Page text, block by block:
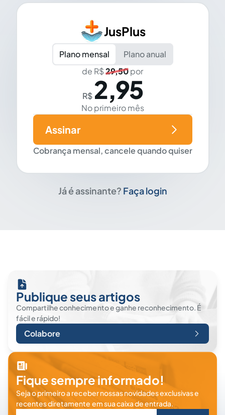
JusPlus
Plano mensal
Plano anual
de R$29,50por
R$ 2,95
No primeiro mês
Cobrança mensal, cancele quando quiser
Assinar
Já é assinante? Faça login
Publique seus artigos
Compartilhe conhecimento e ganhe reconhecimento. É
fácil e rápido!
Colabore
Fique sempre informado!
Seja o primeiro a receber nossas novidades exclusivas e
recentes diretamente em sua caixa de entrada.